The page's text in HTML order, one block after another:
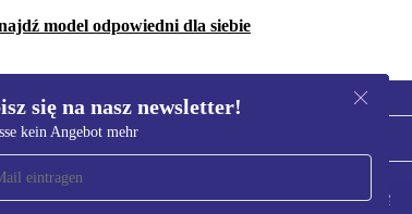
model odpowiedni dla siebie
się na nasz newsletter!
kein Angebot mehr
Zarejestruj się